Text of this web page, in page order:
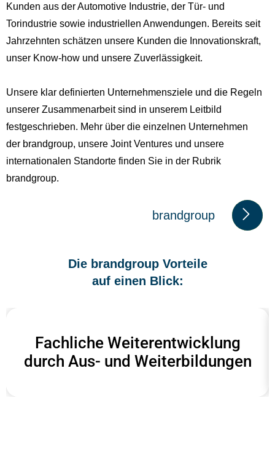
Kunden aus der Automotive Industrie, der Tür- und
Torindustrie sowie industriellen Anwendungen. Bereits seit
Jahrzehnten schätzen unsere Kunden die Innovationskraft,
unser Know-how und unsere Zuverlässigkeit.
Unsere klar definierten Unternehmensziele und die Regeln
unserer Zusammenarbeit sind in unserem Leitbild
festgeschrieben. Mehr über die einzelnen Unternehmen
der brandgroup, unsere Joint Ventures und unsere
internationalen Standorte finden Sie in der Rubrik
brandgroup.
bra
brandgroup
Die brandgroup Vorteile
auf einen Blick:
Fachliche Weiterentwicklung
durch Aus- und Weiterbildungen